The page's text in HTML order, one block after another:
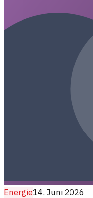
Energie14. Juni 2026